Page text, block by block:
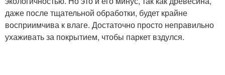
даже после тщательной обработки, будет крайне
восприимчива к влаге. Достаточно просто неправильно
ухаживать за покрытием, чтобы паркет вздулся.